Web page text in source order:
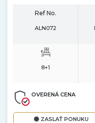
Ref No.
ALN072
8+1
OVERENÁ CENA
ZASLAŤ PONUKU